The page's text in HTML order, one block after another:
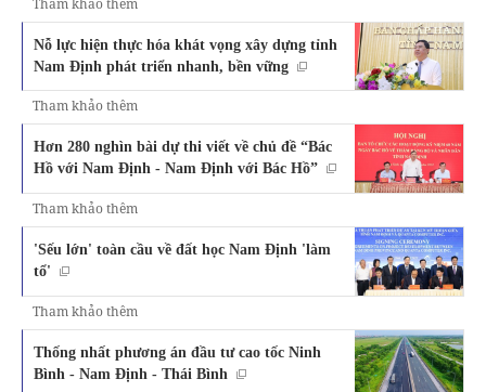
Tham khảo thêm
Nỗ lực hiện thực hóa khát vọng xây dựng tỉnh
Nam Định phát triển nhanh, bền vững
Tham khảo thêm
Hơn 280 nghìn bài dự thi viết về chủ đề “Bác
Hồ với Nam Định - Nam Định với Bác Hồ”
Tham khảo thêm
'Sếu lớn' toàn cầu về đất học Nam Định 'làm
tổ'
Tham khảo thêm
Thống nhất phương án đầu tư cao tốc Ninh
Bình - Nam Định - Thái Bình